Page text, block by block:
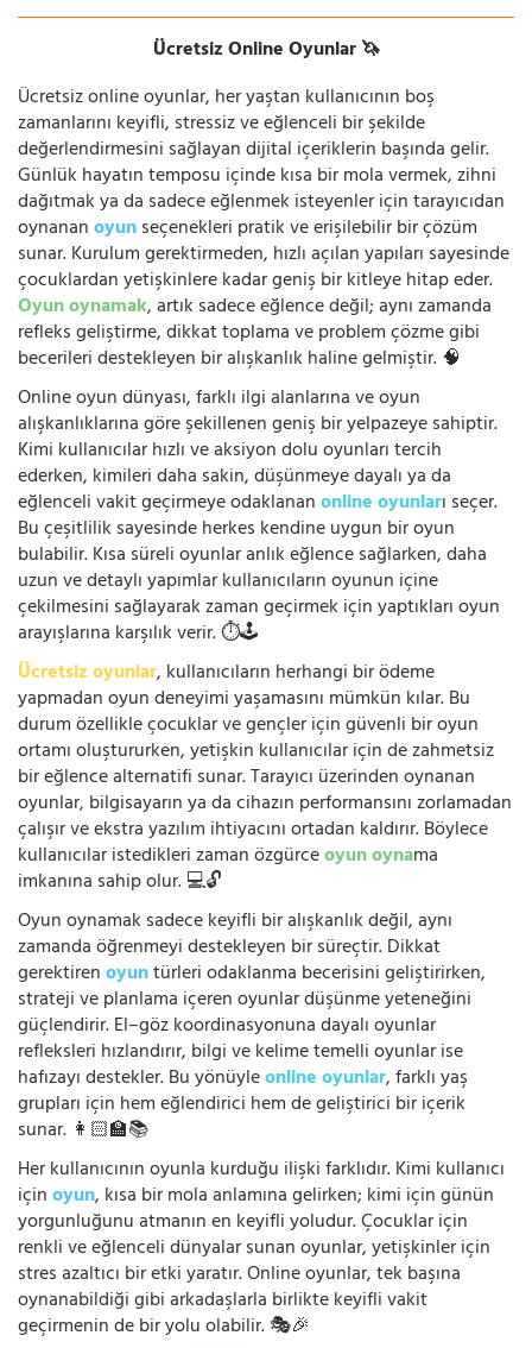
Ücretsiz Online Oyunlar 🦄
Ücretsiz online oyunlar, her yaştan kullanıcının boş
zamanlarını keyifli, stressiz ve eğlenceli bir şekilde
değerlendirmesini sağlayan dijital içeriklerin başında gelir.
Günlük hayatın temposu içinde kısa bir mola vermek, zihni
dağıtmak ya da sadece eğlenmek isteyenler için tarayıcıdan
oynananoyunseçenekleri pratik ve erişilebilir bir çözüm
sunar. Kurulum gerektirmeden, hızlı açılan yapıları sayesinde
çocuklardan yetişkinlere kadar geniş bir kitleye hitap eder.
Oyun oynamak, artık sadece eğlence değil; aynı zamanda
refleks geliştirme, dikkat toplama ve problem çözme gibi
becerileri destekleyen bir alışkanlık haline gelmiştir. 🧠
Online oyun dünyası, farklı ilgi alanlarına ve oyun
alışkanlıklarına göre şekillenen geniş bir yelpazeye sahiptir.
Kimi kullanıcılar hızlı ve aksiyon dolu oyunları tercih
ederken, kimileri daha sakin, düşünmeye dayalı ya da
eğlenceli vakit geçirmeye odaklananonline oyunları seçer.
Bu çeşitlilik sayesinde herkes kendine uygun bir oyun
bulabilir. Kısa süreli oyunlar anlık eğlence sağlarken, daha
uzun ve detaylı yapımlar kullanıcıların oyunun içine
çekilmesini sağlayarak zaman geçirmek için yaptıkları oyun
arayışlarına karşılık verir. ⏱️🕹️
Ücretsiz oyunlar, kullanıcıların herhangi bir ödeme
yapmadan oyun deneyimi yaşamasını mümkün kılar. Bu
durum özellikle çocuklar ve gençler için güvenli bir oyun
ortamı oluştururken, yetişkin kullanıcılar için de zahmetsiz
bir eğlence alternatifi sunar. Tarayıcı üzerinden oynanan
oyunlar, bilgisayarın ya da cihazın performansını zorlamadan
çalışır ve ekstra yazılım ihtiyacını ortadan kaldırır. Böylece
kullanıcılar istedikleri zaman özgürceoyun oynama
imkanına sahip olur. 💻🔓
Oyun oynamak sadece keyifli bir alışkanlık değil, aynı
zamanda öğrenmeyi destekleyen bir süreçtir. Dikkat
gerektirenoyuntürleri odaklanma becerisini geliştirirken,
strateji ve planlama içeren oyunlar düşünme yeteneğini
güçlendirir. El–göz koordinasyonuna dayalı oyunlar
refleksleri hızlandırır, bilgi ve kelime temelli oyunlar ise
hafızayı destekler. Bu yönüyleonline oyunlar, farklı yaş
grupları için hem eğlendirici hem de geliştirici bir içerik
sunar. 👩🏻‍🏫📚
Her kullanıcının oyunla kurduğu ilişki farklıdır. Kimi kullanıcı
içinoyun, kısa bir mola anlamına gelirken; kimi için günün
yorgunluğunu atmanın en keyifli yoludur. Çocuklar için
renkli ve eğlenceli dünyalar sunan oyunlar, yetişkinler için
stres azaltıcı bir etki yaratır. Online oyunlar, tek başına
oynanabildiği gibi arkadaşlarla birlikte keyifli vakit
geçirmenin de bir yolu olabilir. 🎭🎉